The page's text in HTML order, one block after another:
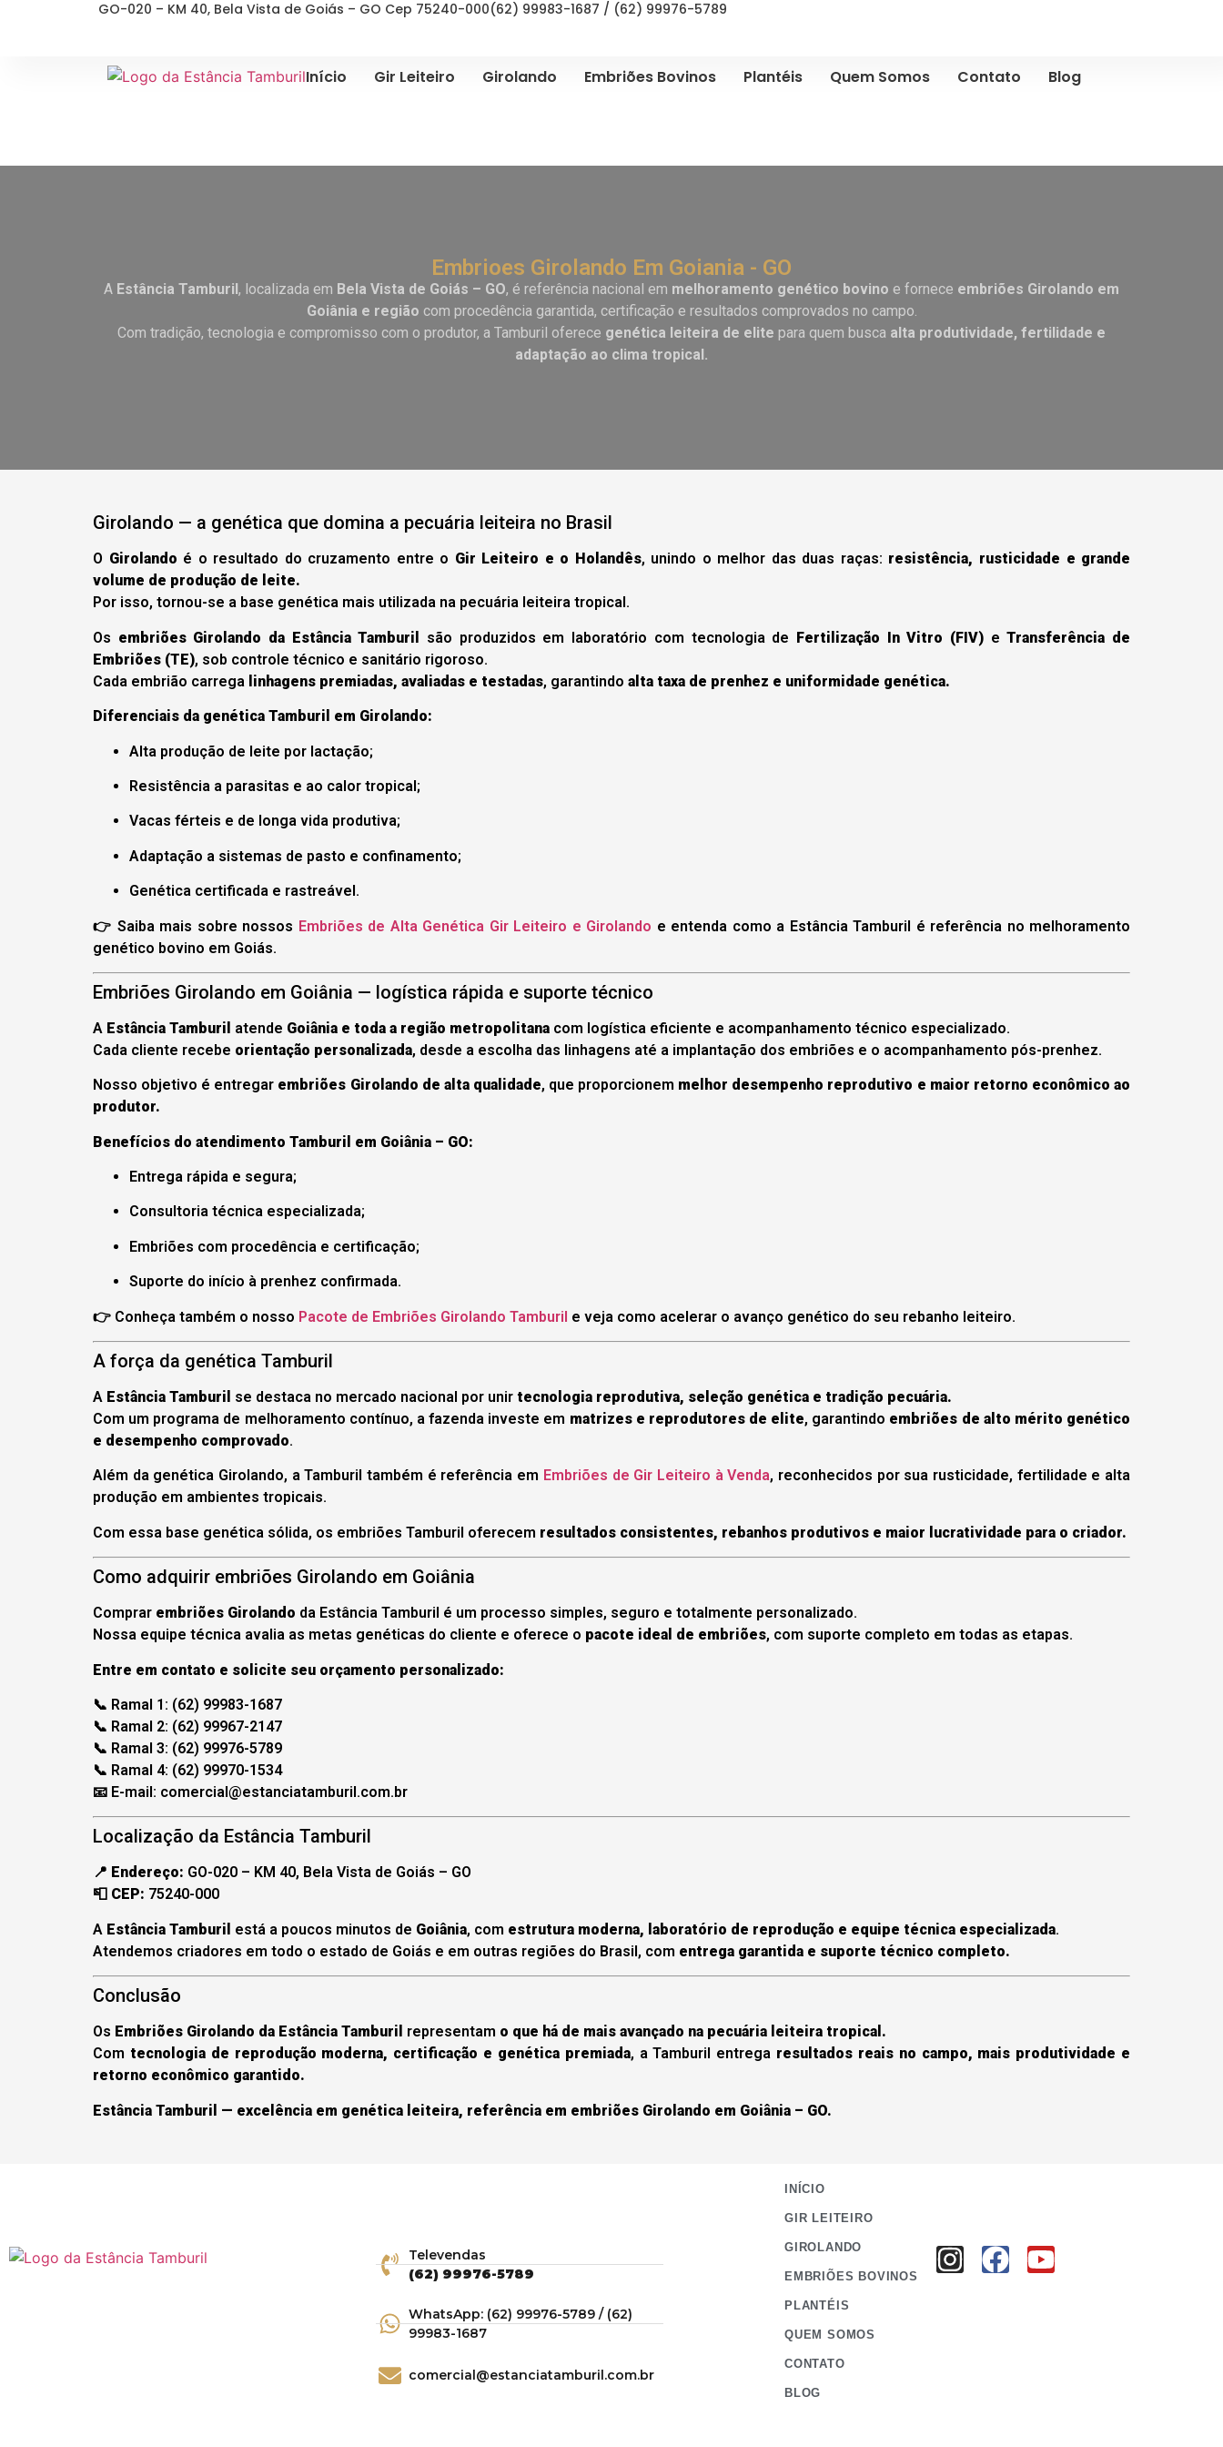
GO-020 – KM 40, Bela Vista de Goiás – GO Cep 75240-000(62) 99983-1687 / (62) 99976-5789
Início Gir Leiteiro Girolando Embriões Bovinos Plantéis Quem Somos Contato Blog
Embrioes Girolando Em Goiania - GO
A Estância Tamburil, localizada em Bela Vista de Goiás – GO, é referência nacional em melhoramento genético bovino e fornece embriões Girolando em
Goiânia e região com procedência garantida, certificação e resultados comprovados no campo.
Com tradição, tecnologia e compromisso com o produtor, a Tamburil oferece genética leiteira de elite para quem busca alta produtividade, fertilidade e
adaptação ao clima tropical.
Girolando — a genética que domina a pecuária leiteira no Brasil
O Girolando é o resultado do cruzamento entre o Gir Leiteiro e o Holandês, unindo o melhor das duas raças: resistência, rusticidade e grande
volume de produção de leite.
Por isso, tornou-se a base genética mais utilizada na pecuária leiteira tropical.
Os embriões Girolando da Estância Tamburil são produzidos em laboratório com tecnologia de Fertilização In Vitro (FIV)eTransferência de
Embriões (TE), sob controle técnico e sanitário rigoroso.
Cada embrião carrega linhagens premiadas, avaliadas e testadas, garantindo alta taxa de prenhez e uniformidade genética.
Diferenciais da genética Tamburil em Girolando:
Alta produção de leite por lactação;
Resistência a parasitas e ao calor tropical;
Vacas férteis e de longa vida produtiva;
Adaptação a sistemas de pasto e confinamento;
Genética certificada e rastreável.
👉 Saiba mais sobre nossos Embriões de Alta Genética Gir Leiteiro e Girolando e entenda como a Estância Tamburil é referência no melhoramento
genético bovino em Goiás.
Embriões Girolando em Goiânia — logística rápida e suporte técnico
A Estância Tamburil atende Goiânia e toda a região metropolitana com logística eficiente e acompanhamento técnico especializado.
Cada cliente recebe orientação personalizada, desde a escolha das linhagens até a implantação dos embriões e o acompanhamento pós-prenhez.
Nosso objetivo é entregar embriões Girolando de alta qualidade, que proporcionem melhor desempenho reprodutivo e maior retorno econômico ao
produtor.
Benefícios do atendimento Tamburil em Goiânia – GO:
Entrega rápida e segura;
Consultoria técnica especializada;
Embriões com procedência e certificação;
Suporte do início à prenhez confirmada.
👉 Conheça também o nosso Pacote de Embriões Girolando Tamburil e veja como acelerar o avanço genético do seu rebanho leiteiro.
A força da genética Tamburil
A Estância Tamburil se destaca no mercado nacional por unir tecnologia reprodutiva, seleção genética e tradição pecuária.
Com um programa de melhoramento contínuo, a fazenda investe em matrizes e reprodutores de elite, garantindo embriões de alto mérito genético
e desempenho comprovado.
Além da genética Girolando, a Tamburil também é referência em Embriões de Gir Leiteiro à Venda, reconhecidos por sua rusticidade, fertilidade e alta
produção em ambientes tropicais.
Com essa base genética sólida, os embriões Tamburil oferecem resultados consistentes, rebanhos produtivos e maior lucratividade para o criador.
Como adquirir embriões Girolando em Goiânia
Comprar embriões Girolando da Estância Tamburil é um processo simples, seguro e totalmente personalizado.
Nossa equipe técnica avalia as metas genéticas do cliente e oferece o pacote ideal de embriões, com suporte completo em todas as etapas.
Entre em contato e solicite seu orçamento personalizado:
📞 Ramal 1: (62) 99983-1687
📞 Ramal 2: (62) 99967-2147
📞 Ramal 3: (62) 99976-5789
📞 Ramal 4: (62) 99970-1534
📧 E-mail: comercial@estanciatamburil.com.br
Localização da Estância Tamburil
📍 Endereço: GO-020 – KM 40, Bela Vista de Goiás – GO
📮 CEP: 75240-000
A Estância Tamburil está a poucos minutos de Goiânia, com estrutura moderna, laboratório de reprodução e equipe técnica especializada.
Atendemos criadores em todo o estado de Goiás e em outras regiões do Brasil, com entrega garantida e suporte técnico completo.
Conclusão
Os Embriões Girolando da Estância Tamburil representam o que há de mais avançado na pecuária leiteira tropical.
Com tecnologia de reprodução moderna, certificação e genética premiada, a Tamburil entrega resultados reais no campo, mais produtividade e
retorno econômico garantido.
Estância Tamburil — excelência em genética leiteira, referência em embriões Girolando em Goiânia – GO.
Televendas
(62) 99976-5789
WhatsApp: (62) 99976-5789 / (62)
99983-1687
comercial@estanciatamburil.com.br
INÍCIO
GIR LEITEIRO
GIROLANDO
EMBRIÕES BOVINOS
PLANTÉIS
QUEM SOMOS
CONTATO
BLOG